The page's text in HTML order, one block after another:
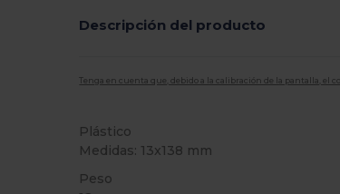
Descripción del producto
Tenga en cuenta que, debido a la calibración de la pantalla, el
Plástico
Medidas: 13x138 mm
Peso